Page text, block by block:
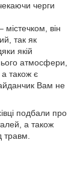
черги
містечком, він
так як
якій
атмосфери,
також є
Вам не
подбали про
а також
травм.